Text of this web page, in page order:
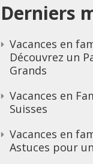
Derniers
Vacances en
Découvrez un
Grands
Vacances en
Suisses
Vacances en
Astuces pour